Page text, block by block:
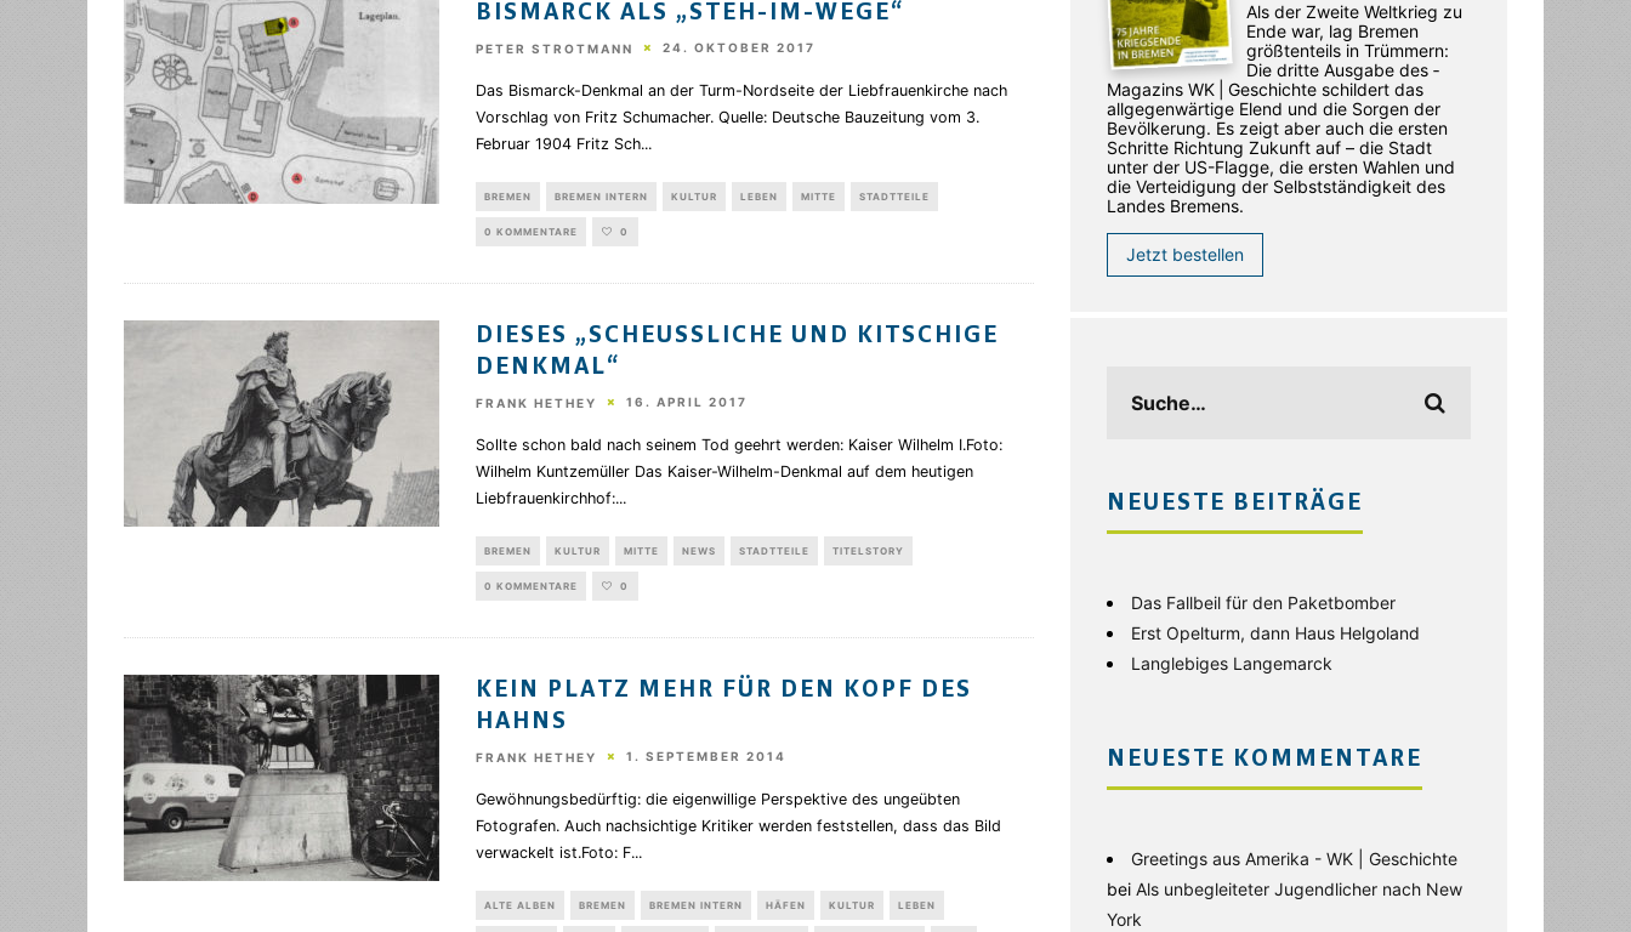
BISMARCK ALS „STEH-IM-WEGE“
PETER STROTMANN 24. OKTOBER 2017
Das Bismarck-Denkmal an der Turm-Nordseite der Liebfrauenkirche nach
Vorschlag von Fritz Schumacher. Quelle: Deutsche Bauzeitung vom 3.
Februar 1904 Fritz Sch...
BREMEN BREMEN INTERN KULTUR LEBEN MITTE STADTTEILE
0 KOMMENTARE 0
DIESES „SCHEUSSLICHE UND KITSCHIGE D
ENKMAL“
FRANK HETHEY 16. APRIL 2017
Sollte schon bald nach seinem Tod geehrt werden: Kaiser Wilhelm I.Foto:
Wilhelm Kuntzemüller Das Kaiser-Wilhelm-Denkmal auf dem heutigen
Liebfrauenkirchhof:...
BREMEN KULTUR MITTE NEWS STADTTEILE TITELSTORY
0 KOMMENTARE 0
KEIN PLATZ MEHR FÜR DEN KOPF DES
HAHNS
FRANK HETHEY 1. SEPTEMBER 2014
Gewöhnungsbedürftig: die eigenwillige Perspektive des ungeübten
Fotografen. Auch nachsichtige Kritiker werden feststellen, dass das Bild
verwackelt ist.Foto: F...
ALTE ALBEN BREMEN BREMEN INTERN HÄFEN KULTUR LEBEN
Als der Zweite Weltkrieg zu
Ende war, lag Bremen
größtenteils in Trümmern:
Die dritte Ausgabe des ­
Magazins WK | Geschichte schildert das
allgegenwärtige Elend und die Sorgen der
Bevölkerung. Es zeigt aber auch die ersten
Schritte Richtung Zukunft auf – die Stadt
unter der US-Flagge, die ersten Wahlen und
die Verteidigung der Selbstständigkeit des
Landes Bremens.
Jetzt bestellen
NEUESTE BEITRÄGE
Das Fallbeil für den Paketbomber
Erst Opelturm, dann Haus Helgoland
Langlebiges Langemarck
NEUESTE KOMMENTARE
Greetings aus Amerika - WK | Geschichte
bei Als unbegleiteter Jugendlicher nach New
York